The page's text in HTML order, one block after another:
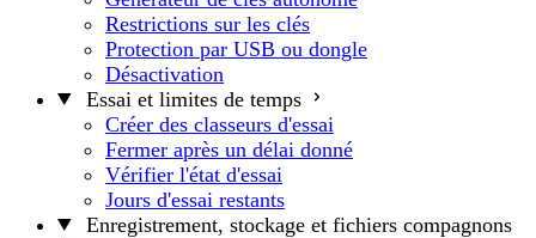
Restrictions sur les clés
Protection par USB ou dongle
Désactivation
Essai et limites de temps
Créer des classeurs d'essai
Fermer après un délai donné
Vérifier l'état d'essai
Jours d'essai restants
Enregistrement, stockage et fichiers compagnons